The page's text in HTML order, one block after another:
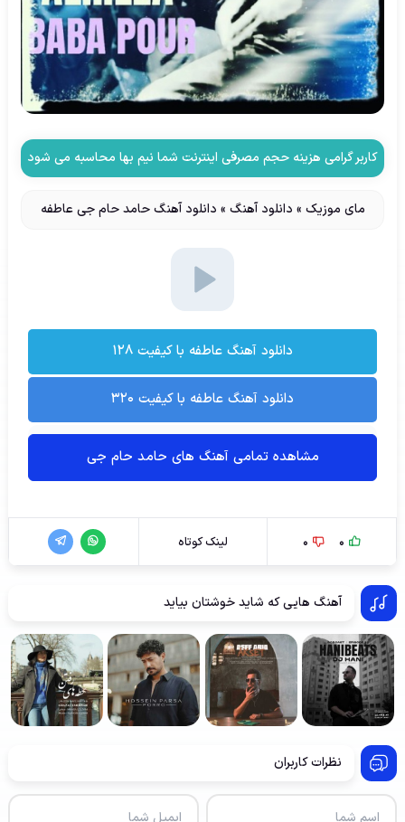
کاربر گرامی هزینه حجم مصرفی اینترنت شما نیم بها محاسبه می شود
مای موزیک » دانلود آهنگ » دانلود آهنگ حامد حام جی عاطفه
دانلود آهنگ عاطفه با کیفیت ۱۲۸
دانلود آهنگ عاطفه با کیفیت ۳۲۰
مشاهده تمامی آهنگ های حامد حام جی
0
0 لینک کوتاه
آهنگ هایی که شاید خوشتان بیاید
نظرات کاربران